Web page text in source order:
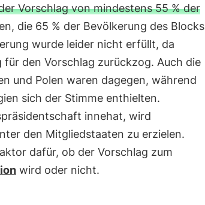
Vorschlag von mindestens 55 % der
die 65 % der Bevölkerung des Blocks
wurde leider nicht erfüllt, da
den Vorschlag zurückzog. Auch die
und Polen waren dagegen, während
sich der Stimme enthielten.
innehat, wird
den Mitgliedstaaten zu erzielen.
dafür, ob der Vorschlag zum
wird oder nicht.